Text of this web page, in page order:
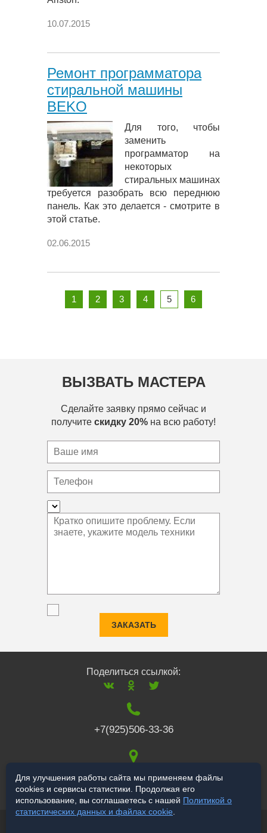
10.07.2015
Ремонт программатора
стиральной машины
BEKO
Для того, чтобы
заменить
программатор на
некоторых
стиральных машинах
требуется разобрать всю переднюю
панель. Как это делается - смотрите в
этой статье.
02.06.2015
1 2 3 4 5 6
ВЫЗВАТЬ МАСТЕРА
Сделайте заявку прямо сейчас и
получите скидку 20% на всю работу!
ЗАКАЗАТЬ
Поделиться ссылкой:
+7(925)506-33-36
117519,г. Москва,
Варшавское ш., 132
Для улучшения работы сайта мы применяем файлы
cookies и сервисы статистики. Продолжая его
использование, вы соглашаетесь с нашей Политикой о
статистических данных и файлах cookie